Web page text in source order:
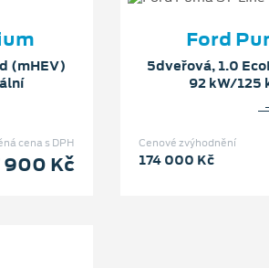
(mHEV)
cena s DPH
900 Kč
Ford
5dveřová, 1.0
92 kW/125
Cenové zvýhodnění
174 000 Kč